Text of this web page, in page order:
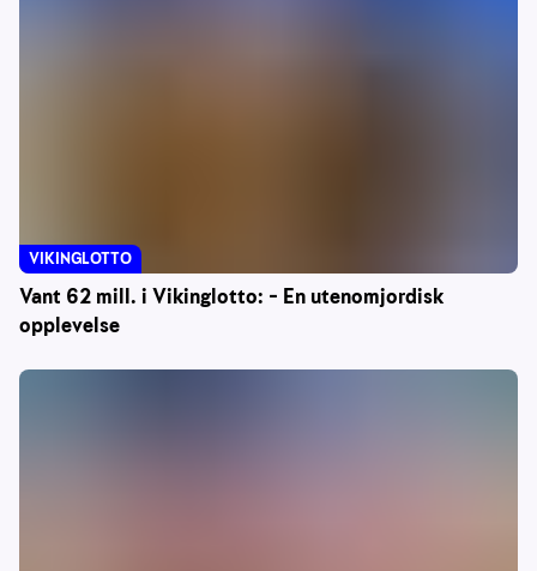
Vant 62 mill. i Vikinglotto: – En utenomjordisk
opplevelse
VIKINGLOTTO